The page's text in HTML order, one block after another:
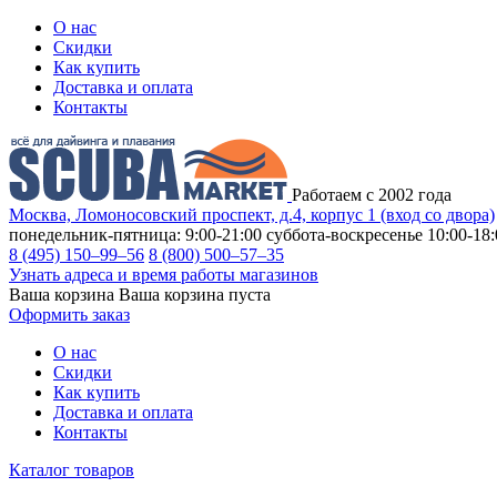
О нас
Скидки
Как купить
Доставка и оплата
Контакты
Работаем с 2002 года
Москва, Ломоносовский проспект, д.4, корпус 1 (вход со двора)
понедельник-пятница: 9:00-21:00 суббота-воскресенье 10:00-
8 (495) 150–99–56 8 (800) 500–57–35
Узнать адреса и время работы магазинов
Ваша корзина Ваша корзина пуста
Оформить заказ
О нас
Скидки
Как купить
Доставка и оплата
Контакты
Каталог товаров